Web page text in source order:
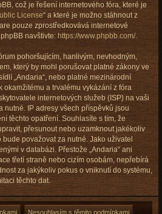
což je řešení internetového fóra, které je
License“ a které je možno stáhnout z
pouze zprostředkovává internetové
navštivte: https://www.phpbb.com/.
pohoršujícím, hanlivým, nevhodným,
který by mohl porušovat platné zákony ve
„Andaria“, nebo platné mezinárodní
okamžitému a trvalému vykázání z fóra
internetových služeb (ISP) na vaši
nutné. IP adresy všech příspěvků jsou
těchto opatření. Souhlasíte s tím, že
přesunout nebo uzamknout jakékoliv
považovat za nutné. Jako uživatel
v databázi. Přestože „Andaria“ ani
třetí straně nebo cizím osobám, nepřebírá
za jakýkoliv pokus o vniknutí do systému,
těchto dat.